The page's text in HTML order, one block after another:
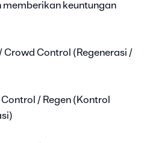
keuntungan
Crowd Control (Regenerasi /
/ Regen (Kontrol